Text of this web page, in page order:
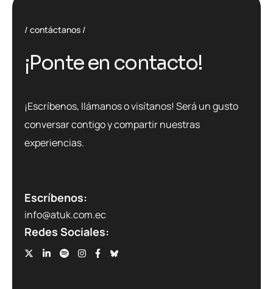
contáctanos
¡Ponte en contacto!
¡Escríbenos, llámanos o visítanos! Será un gusto
conversar contigo y compartir nuestras
experiencias.
Redes Sociales:
Escríbenos:
info@atuk.com.ec